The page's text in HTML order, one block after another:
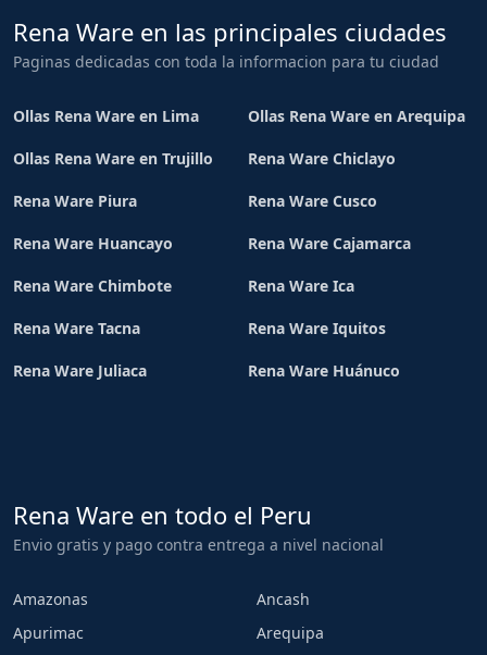
Rena Ware en las principales ciudades
Paginas dedicadas con toda la informacion para tu ciudad
Ollas Rena Ware en Lima Ollas Rena Ware en Arequipa
Ollas Rena Ware en Trujillo Rena Ware Chiclayo
Rena Ware Piura Rena Ware Cusco
Rena Ware Huancayo Rena Ware Cajamarca
Rena Ware Chimbote Rena Ware Ica
Rena Ware Tacna Rena Ware Iquitos
Rena Ware Juliaca Rena Ware Huánuco
Rena Ware en todo el Peru
Envio gratis y pago contra entrega a nivel nacional
Amazonas
Ancash
Apurimac
Arequipa